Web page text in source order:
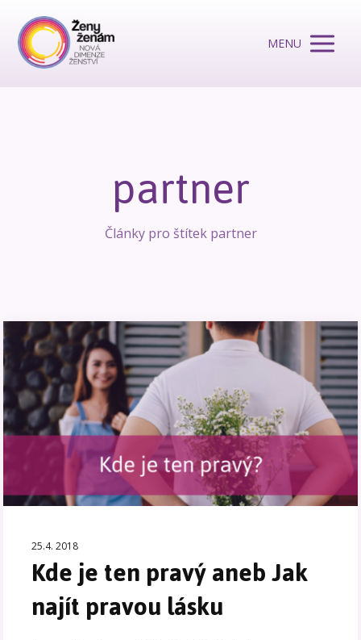
MENU
partner
Články pro štítek partner
25.4. 2018
Kde je ten pravý aneb Jak
najít pravou lásku